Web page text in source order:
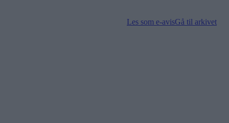
Les som e-avisGå til arkivet